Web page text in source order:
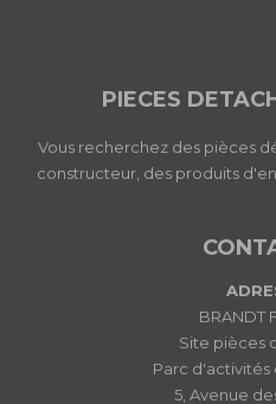
PIECES
Vous recherchez des pièces
constructeur, des produits
BRANDT
Site pièces
Parc d'activités
5, Avenue